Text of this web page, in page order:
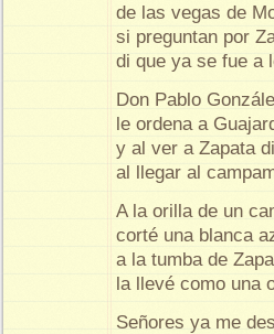
de las vegas de
si preguntan por
di que ya se fue a
Don Pablo
le ordena a
y al ver a Zapata
al llegar al
A la orilla de un
corté una blanca
a la tumba de
la llevé como una
Señores ya me